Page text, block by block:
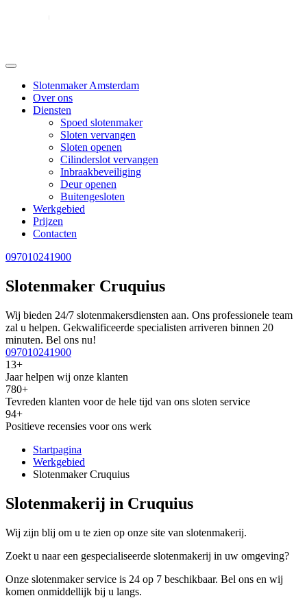
Slotenmaker Amsterdam
Over ons
Diensten
Spoed slotenmaker
Sloten vervangen
Sloten openen
Cilinderslot vervangen
Inbraakbeveiliging
Deur openen
Buitengesloten
Werkgebied
Prijzen
Contacten
097010241900
Slotenmaker Cruquius
Wij bieden 24/7 slotenmakersdiensten aan. Ons professionele team
zal u helpen. Gekwalificeerde specialisten arriveren binnen 20
minuten. Bel ons nu!
097010241900
13+
Jaar helpen wij onze klanten
780+
Tevreden klanten voor de hele tijd van ons sloten service
94+
Positieve recensies voor ons werk
Startpagina
Werkgebied
Slotenmaker Cruquius
Slotenmakerij in Cruquius
Wij zijn blij om u te zien op onze site van slotenmakerij.
Zoekt u naar een gespecialiseerde slotenmakerij in uw omgeving?
Onze slotenmaker service is 24 op 7 beschikbaar. Bel ons en wij
komen onmiddellijk bij u langs.